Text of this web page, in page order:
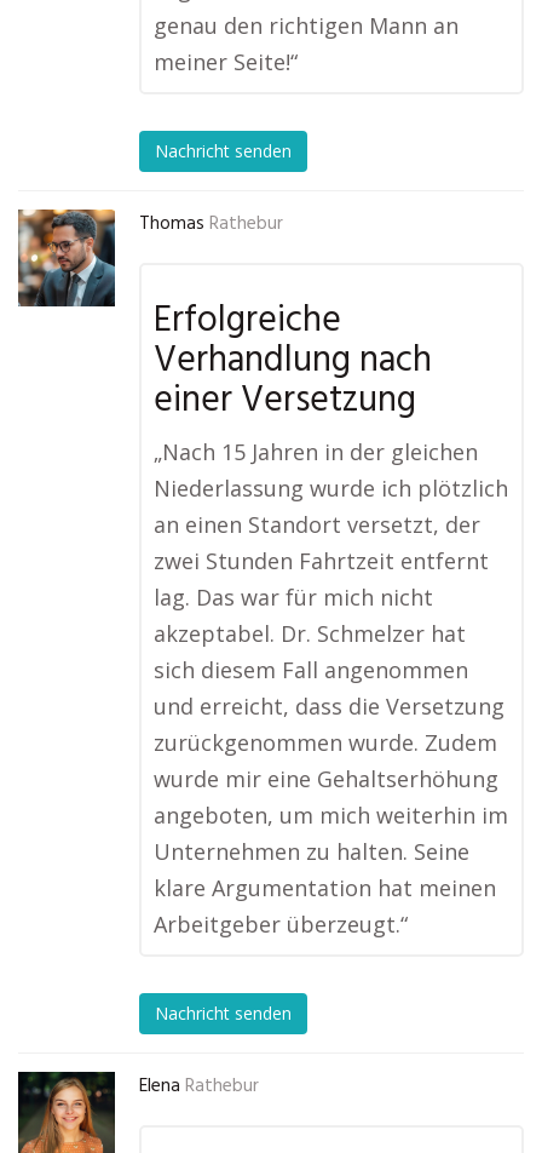
genau den richtigen Mann an
meiner Seite!“
Nachricht senden
Thomas Rathebur
Erfolgreiche
Verhandlung nach
einer Versetzung
„Nach 15 Jahren in der gleichen
Niederlassung wurde ich plötzlich
an einen Standort versetzt, der
zwei Stunden Fahrtzeit entfernt
lag. Das war für mich nicht
akzeptabel. Dr. Schmelzer hat
sich diesem Fall angenommen
und erreicht, dass die Versetzung
zurückgenommen wurde. Zudem
wurde mir eine Gehaltserhöhung
angeboten, um mich weiterhin im
Unternehmen zu halten. Seine
klare Argumentation hat meinen
Arbeitgeber überzeugt.“
Nachricht senden
Elena Rathebur